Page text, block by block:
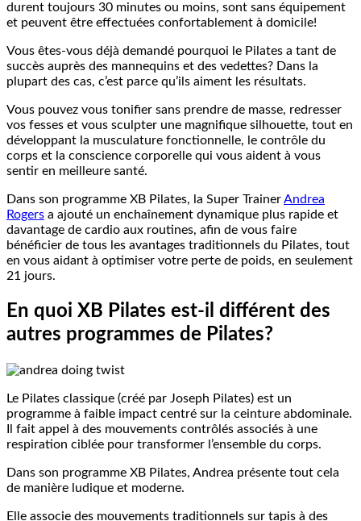
durent toujours 30 minutes ou moins, sont sans équipement
et peuvent être effectuées confortablement à domicile!
Vous êtes-vous déjà demandé pourquoi le Pilates a tant de
succès auprès des mannequins et des vedettes? Dans la
plupart des cas, c’est parce qu’ils aiment les résultats.
Vous pouvez vous tonifier sans prendre de masse, redresser
vos fesses et vous sculpter une magnifique silhouette, tout en
développant la musculature fonctionnelle, le contrôle du
corps et la conscience corporelle qui vous aident à vous
sentir en meilleure santé.
Dans son programme XB Pilates, la Super TrainerAndrea
Rogers a ajouté un enchaînement dynamique plus rapide et
davantage de cardio aux routines, afin de vous faire
bénéficier de tous les avantages traditionnels du Pilates, tout
en vous aidant à optimiser votre perte de poids, en seulement
21 jours.
En quoi XB Pilates est-il différent des
autres programmes de Pilates?
Le Pilates classique (créé par Joseph Pilates) est un
programme à faible impact centré sur la ceinture abdominale.
Il fait appel à des mouvements contrôlés associés à une
respiration ciblée pour transformer l’ensemble du corps.
Dans son programme XB Pilates, Andrea présente tout cela
de manière ludique et moderne.
Elle associe des mouvements traditionnels sur tapis à des